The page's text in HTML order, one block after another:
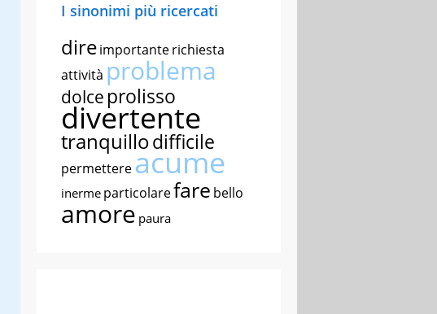
I sinonimi più ricercati
direimportanterichiesta
attività problema
dolce prolisso
divertente
tranquillodifficile
permettereacume
inerme particolarefare bello
amore paura